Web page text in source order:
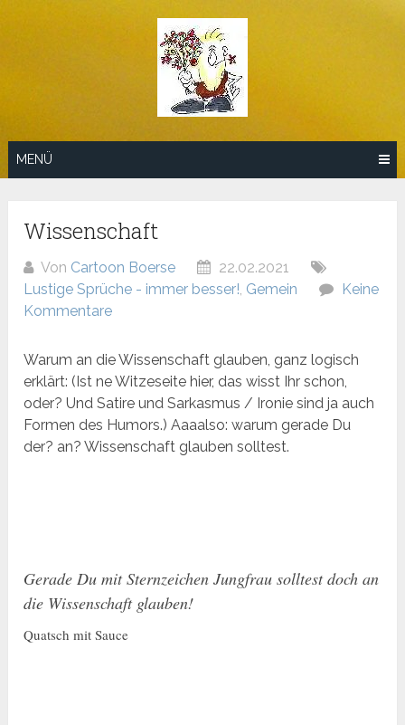
MENÜ
Wissenschaft
Von Cartoon Boerse
22.02.2021
Lustige Sprüche - immer besser!, Gemein
Keine
Kommentare
Warum an die Wissenschaft glauben, ganz logisch
erklärt: (Ist ne Witzeseite hier, das wisst Ihr schon,
oder? Und Satire und Sarkasmus / Ironie sind ja auch
Formen des Humors.) Aaaalso: warum gerade Du
der? an? Wissenschaft glauben solltest.
Gerade Du mit Sternzeichen Jungfrau solltest doch an
die Wissenschaft glauben!
Quatsch mit Sauce